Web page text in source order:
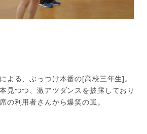
よる、ぶっつけ本番の[高校三年生]。
見つつ、激アツダンスを披露しており
の利用者さんから爆笑の嵐。